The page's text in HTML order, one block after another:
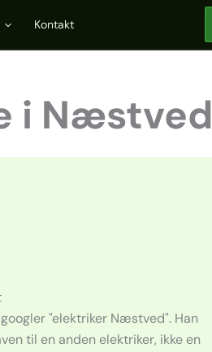
Kontakt
i Næstved
"elektriker Næstved". Han
til en anden elektriker, ikke en